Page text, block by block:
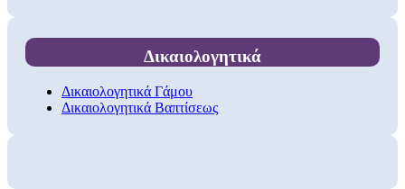
Δικαιολογητικά
Δικαιολογητικά Γάμου
Δικαιολογητικά Βαπτίσεως